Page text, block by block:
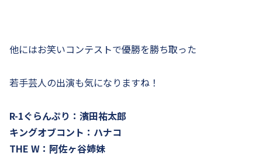
他にはお笑いコンテストで優勝を勝ち取った
若手芸人の出演も気になりますね！
R-1ぐらんぷり：濱田祐太郎
キングオブコント：ハナコ
THE W：阿佐ヶ谷姉妹